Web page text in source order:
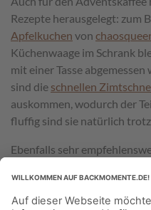
Rezepte herausgelegt: zum
Apfelkuchen von
Küchenwaage im Schrank
mit einer Tasse
sind die schnellen
auskommen, wodurch der
fluffig sind sie natürlich
Ebenfalls sehr
Muffinsvon Back-
einen Veganer in wenigen